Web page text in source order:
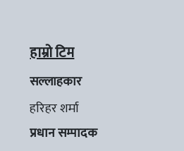
हाम्रो टिम
सल्लाहकार
हरिहर शर्मा
प्रधान सम्पादक